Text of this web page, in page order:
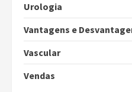
Urologia
Vantagens e
Vascular
Vendas